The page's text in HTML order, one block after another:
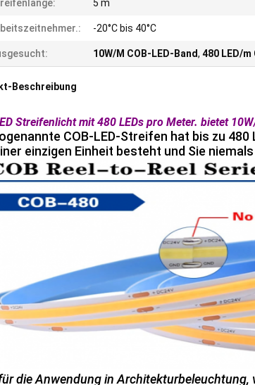
5 m
-20°C bis 40°C
10W/M COB-LED-Band, 480 LED/m
Beschreibung
Streifenlicht mit 480 LEDs pro Meter. bietet
COB-LED-Streifen hat bis zu
einzigen Einheit besteht und Sie
die Anwendung in